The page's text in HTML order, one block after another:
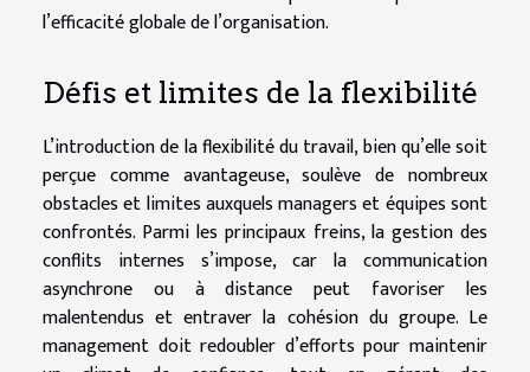
l’efficacité globale de l’organisation.
Défis et limites de la flexibilité
L’introduction de la flexibilité du travail, bien qu’elle soit
perçue comme avantageuse, soulève de nombreux
obstacles et limites auxquels managers et équipes sont
confrontés. Parmi les principaux freins, la gestion des
conflits internes s’impose, car la communication
asynchrone ou à distance peut favoriser les
malentendus et entraver la cohésion du groupe. Le
management doit redoubler d’efforts pour maintenir